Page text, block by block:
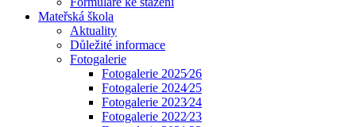
Mateřská škola
Aktuality
Důležité informace
Fotogalerie
Fotogalerie 2025⁄26
Fotogalerie 2024⁄25
Fotogalerie 2023⁄24
Fotogalerie 2022⁄23